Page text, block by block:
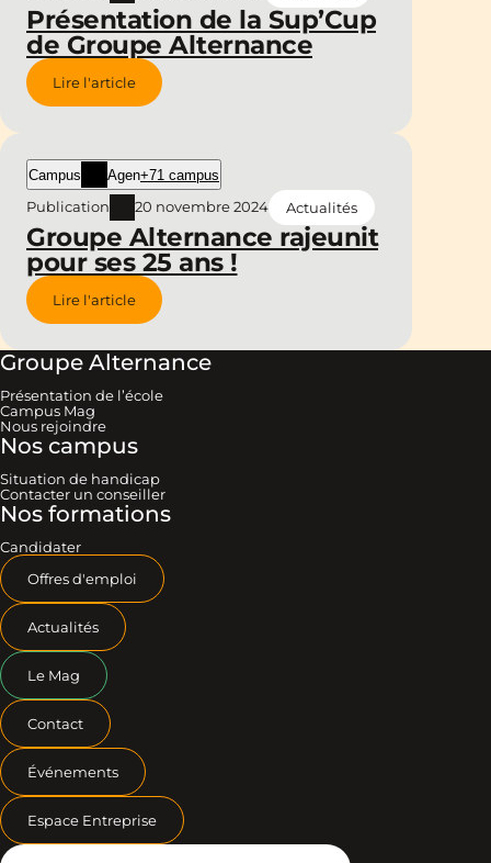
Présentation de la Sup’Cup
de Groupe Alternance
Lire l'article
Groupe Alternance rajeunit
pour ses 25 ans !
Campus Agen+71 campus
Publication 20 novembre 2024 Actualités
Lire l'article
Groupe Alternance
Présentation de l’école
Campus Mag
Nous rejoindre
Nos campus
Situation de handicap
Contacter un conseiller
Nos formations
Candidater
Offres d'emploi
Actualités
Le Mag
Contact
Événements
Espace Entreprise